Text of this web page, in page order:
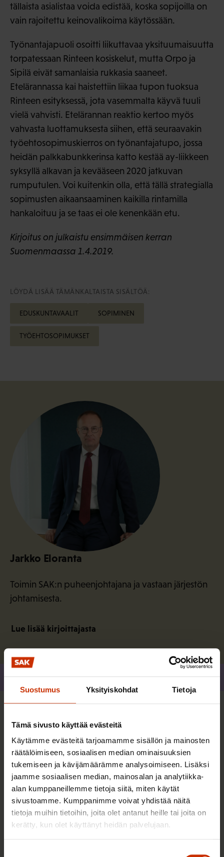
Suostumus Yksityiskohdat Tietoja
Tämä sivusto käyttää evästeitä
Käytämme evästeitä tarjoamamme sisällön ja mainosten
räätälöimiseen, sosiaalisen median ominaisuuksien
tukemiseen ja kävijämäärämme analysoimiseen. Lisäksi
jaamme sosiaalisen median, mainosalan ja analytiikka-
alan kumppaneillemme tietoja siitä, miten käytät
sivustoamme. Kumppanimme voivat yhdistää näitä
tietoja muihin tietoihin, joita olet antanut heille tai joita on
kerätty, kun olet käyttänyt heidän palvelujaan.
tällaista asialistaa voida edistää, koska sopijoilla on
vain rajoitettu keinovalikoima käytössään.
Työnantajapuoli osoitti liikuttavaa yksituumaisuutta
torpatessaan Rinteen kosiskelut, mutta Orpo ja
Sipilä eivät samanlaisia rukkasia saaneet.
Etelärannassa kai haistettiin liikaa tupon tuoksua
Rinteen esityksessä, jota vasemmalta käyvä tuuli
vielä vahvisti. Etelärannan reaktio kertoo myös
vahvasta luottamuksesta siihen, että seuraavakin
työehtosopimuskierros on työnantajatupo, jossa
heidän palkkabunkkerinsa katto kestää ay-liikkeen
syksyllä alkavan ja kevääseen 2020 jatkuvan
rumputulen. Voi kuitenkin olla, että tällä strategialla
sopimusten aikaansaaminen kaikilla rintamilla
hankaloituu ja se taas ei ole kenenkään etu.
Kirjoitus on julkaistu ensimmäisen kerran
Suomenmaassa 1.4.2019.
LÖYDÄ LISÄÄ TÄMÄNKALTAISTA SISÄLTÖÄ:
EDUSKUNTAVAALIT SOPIMINEN
TYÖEHTOSOPIMUKSET
Jarkko Eloranta
Toimin SAK:n puheenjohtajana ja vastaan järjestön
johtamisesta.
Lue lisää kirjoittajasta
Jaa
Lisää kirjoittajalta
TERVE JA HYVÄ TYÖELÄMÄ